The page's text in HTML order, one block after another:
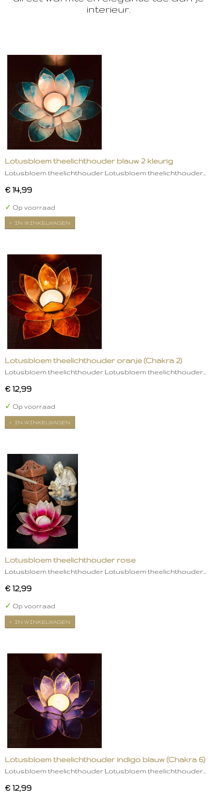
interieur.
Lotusbloem theelichthouder blauw 2 kleurig
Lotusbloem theelichthouder Lotusbloem theelichthouder…
€ 14,99
✓ Op voorraad
IN WINKELWAGEN
Lotusbloem theelichthouder oranje (Chakra 2)
Lotusbloem theelichthouder Lotusbloem theelichthouder…
€ 12,99
✓ Op voorraad
IN WINKELWAGEN
Lotusbloem theelichthouder rose
Lotusbloem theelichthouder Lotusbloem theelichthouder…
€ 12,99
✓ Op voorraad
IN WINKELWAGEN
Lotusbloem theelichthouder indigo blauw (Chakra 6)
Lotusbloem theelichthouder Lotusbloem theelichthouder…
€ 12,99